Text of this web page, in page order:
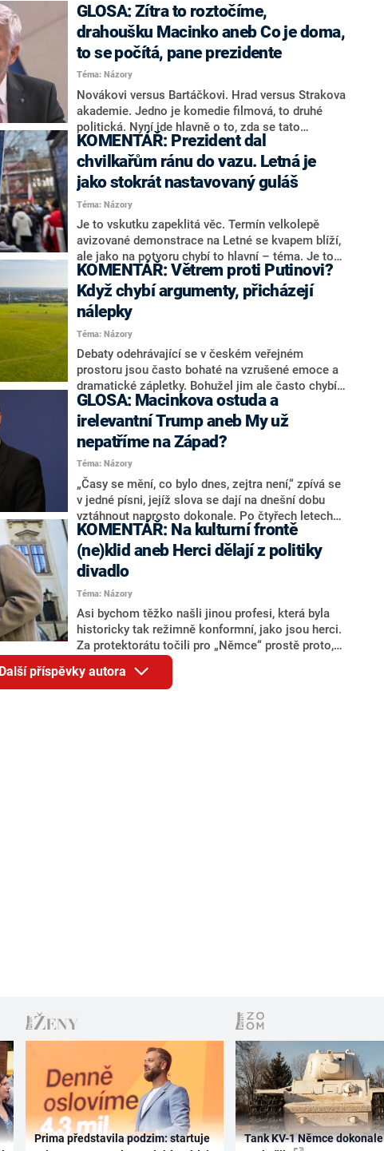
symptomatické: čtyři předsedové AKA čtyři viníci
současného ódéesáckého marasmu pěkně
pohromadě...
GLOSA: Zítra to roztočíme,
drahoušku Macinko aneb Co je doma,
to se počítá, pane prezidente
Téma: Názory
Novákovi versus Bartáčkovi. Hrad versus Strakova
akademie. Jedno je komedie filmová, to druhé
politická. Nyní jde hlavně o to, zda se tato
politická veselohra přesune i do zahraničí, tedy na
blížící se summit NATO v turecké Ankaře...
KOMENTÁŘ: Prezident dal
chvilkařům ránu do vazu. Letná je
jako stokrát nastavovaný guláš
Téma: Názory
Je to vskutku zapeklitá věc. Termín velkolepě
avizované demonstrace na Letné se kvapem blíží,
ale jako na potvoru chybí to hlavní – téma. Je to
podobné, jako kdybyste okázale ohlašovali
otevření nové restaurace, ale pár dní před dnem
„D“ vám zdrhnul šéfkuchař.
KOMENTÁŘ: Větrem proti Putinovi?
Když chybí argumenty, přicházejí
nálepky
Téma: Názory
Debaty odehrávající se v českém veřejném
prostoru jsou často bohaté na vzrušené emoce a
dramatické zápletky. Bohužel jim ale často chybí
to hlavní, tedy nějaké alespoň elementární ratio.
Pro současnou debatu o „větrnících“ platí totéž. A
nebyli bychom v Česku, kdyby se do diskuse
nepromítl také ultimátní argument všech
argumentů, tedy Rusko a Putin...
GLOSA: Macinkova ostuda a
irelevantní Trump aneb My už
nepatříme na Západ?
Téma: Názory
„Časy se mění, co bylo dnes, zejtra není,“ zpívá se
v jedné písni, jejíž slova se dají na dnešní dobu
vztáhnout naprosto dokonale. Po čtyřech letech
hysterických výkřiků, že „patříme na Západ“, jsme
se najednou ocitli v situaci, kdy je Západ vlastně
tak trochu „fuj“. Paradoxně to ale netvrdí nově
nastoupivší vláda, o níž jsme naopak slýchali, jak
nás zaručeně potáhne na Východ. Tvrdí to bývalá
vláda a její sympatizanti, kteří si přitom z patření
na Západ udělali svého druhu náboženství.
KOMENTÁŘ: Na kulturní frontě
(ne)klid aneb Herci dělají z politiky
divadlo
Téma: Názory
Asi bychom těžko našli jinou profesi, která byla
historicky tak režimně konformní, jako jsou herci.
Za protektorátu točili pro „Němce“ prostě proto,
že každý člověk se chce pracovně realizovat a
realizací se u herce rozumí natáčet a hrát. Čest
výjimkám, jako byla třeba Jiřina Štěpničková, která
Další příspěvky autora
Prima představila podzim: startuje
Tank KV-1 Němce dokonale